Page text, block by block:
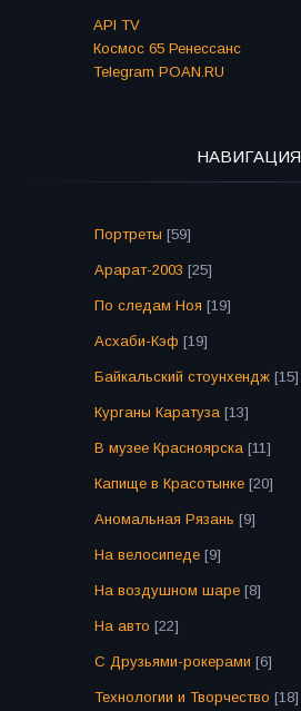
API TV
Космос 65 Ренессанс
Telegram POAN.RU
НАВИГАЦИЯ
Портреты [59]
Арарат-2003 [25]
По следам Ноя [19]
Асхаби-Кэф [19]
Байкальский стоунхендж [15]
Курганы Каратуза [13]
В музее Красноярска [11]
Капище в Красотынке [20]
Аномальная Рязань [9]
На велосипеде [9]
На воздушном шаре [8]
На авто [22]
С Друзьями-рокерами [6]
Технологии и Творчество [18]